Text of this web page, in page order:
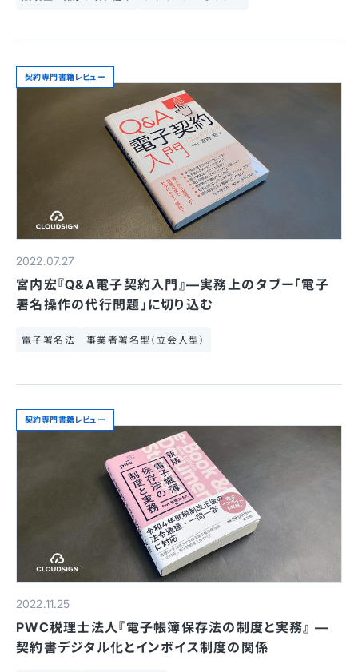
契約専門書籍レビュー
2022.07.27
宮内宏『Q&A電子契約入門』—実務上のタブー「電子
署名操作の代行問題」に切り込む
電子署名法 事業者署名型（立会人型）
契約専門書籍レビュー
2022.11.25
PWC税理士法人『電子帳簿保存法の制度と実務』 —
契約書デジタル化とインボイス制度の関係